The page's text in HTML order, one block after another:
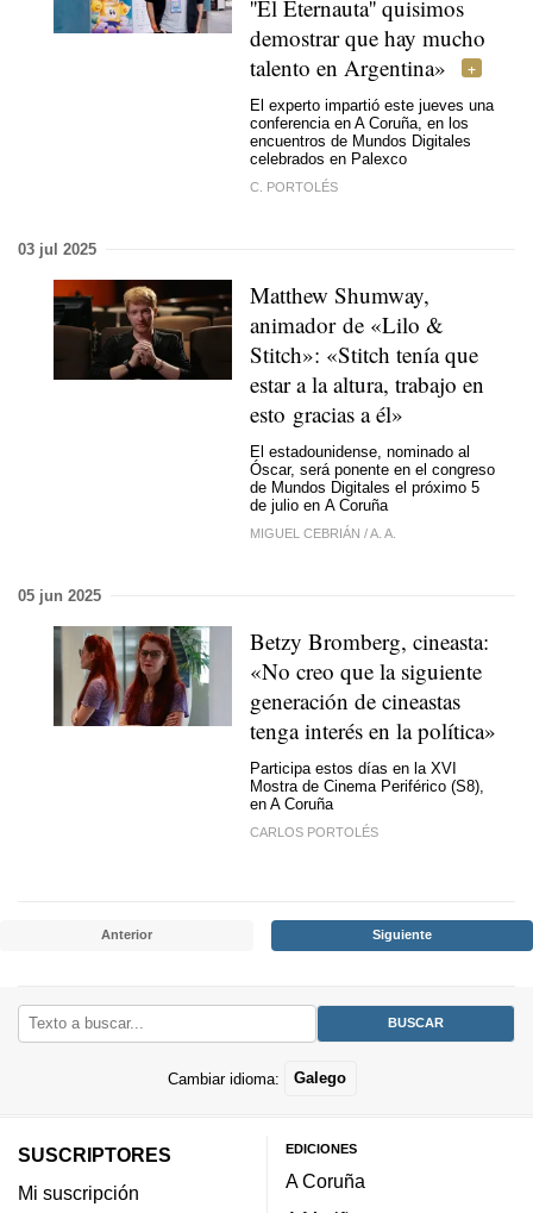
''El Eternauta'' quisimos
demostrar que hay mucho
talento en Argentina»
El experto impartió este jueves una
conferencia en A Coruña, en los
encuentros de Mundos Digitales
celebrados en Palexco
C. PORTOLÉS
03 jul 2025
Matthew Shumway,
animador de «Lilo &
Stitch»: «Stitch tenía que
estar a la altura, trabajo en
esto gracias a él»
El estadounidense, nominado al
Óscar, será ponente en el congreso
de Mundos Digitales el próximo 5
de julio en A Coruña
MIGUEL CEBRIÁN /A. A.
05 jun 2025
Betzy Bromberg, cineasta:
«No creo que la siguiente
generación de cineastas
tenga interés en la política»
Participa estos días en la XVI
Mostra de Cinema Periférico (S8),
en A Coruña
CARLOS PORTOLÉS
Anterior Siguiente
Cambiar idioma: Galego
SUSCRIPTORES
Mi suscripción
EDICIONES
A Coruña